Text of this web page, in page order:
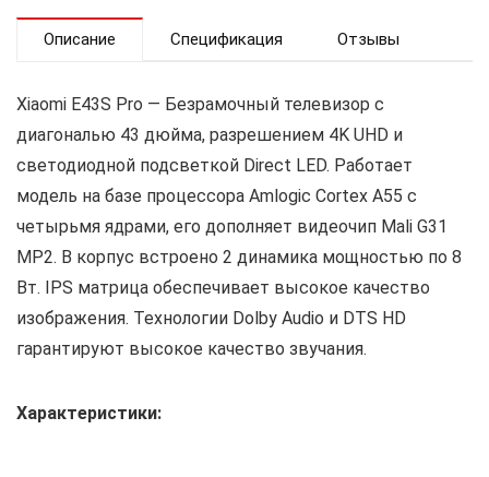
Описание Спецификация Отзывы
Xiaomi E43S Pro — Безрамочный телевизор с
диагональю 43 дюйма, разрешением 4K UHD и
светодиодной подсветкой Direct LED. Работает
модель на базе процессора Amlogic Cortex A55 с
четырьмя ядрами, его дополняет видеочип Mali G31
MP2. В корпус встроено 2 динамика мощностью по 8
Вт. IPS матрица обеспечивает высокое качество
изображения. Технологии Dolby Audio и DTS HD
гарантируют высокое качество звучания.
Характеристики: